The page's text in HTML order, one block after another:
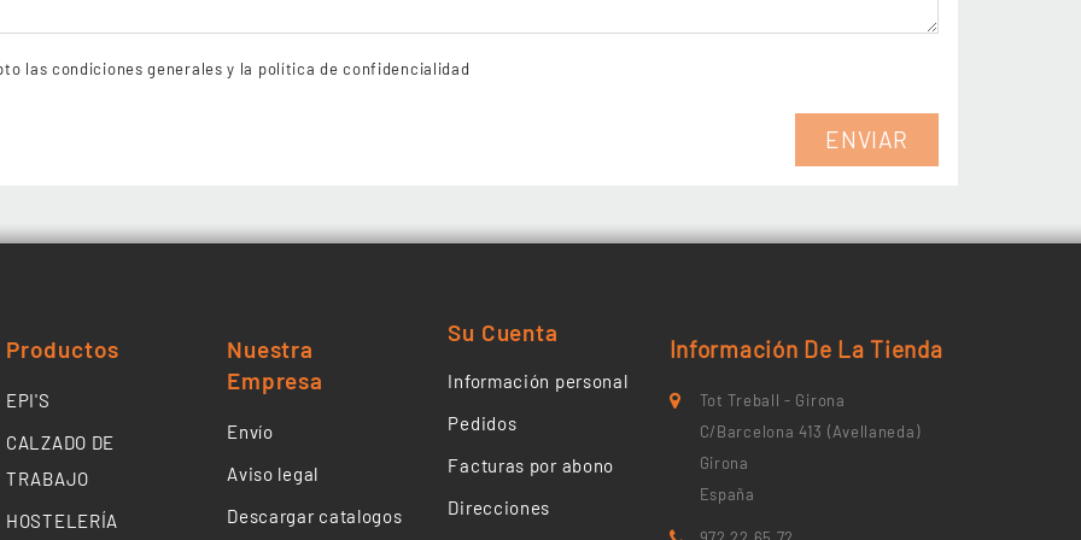
las condiciones generales y la política de confidencialidad
Productos
EPI'S
CALZADO DE
TRABAJO
HOSTELERÍA
Nuestra
Empresa
Envío
Aviso legal
Descargar catalogos
Su Cuenta
Información personal
Pedidos
Facturas por abono
Direcciones
Información De La Tienda
Tot Treball - Girona
C/Barcelona 413 (Avellaneda)
Girona
España